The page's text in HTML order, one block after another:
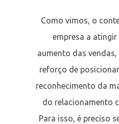
Como vimos, o
empresa a
aumento das
reforço de
reconhecimento da
do relacionamento
Para isso, é preciso